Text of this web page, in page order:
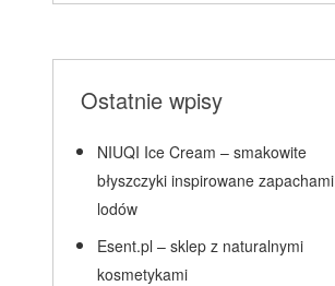
Ostatnie wpisy
NIUQI Ice Cream – smakowite
błyszczyki inspirowane zapachami
lodów
Esent.pl – sklep z naturalnymi
kosmetykami